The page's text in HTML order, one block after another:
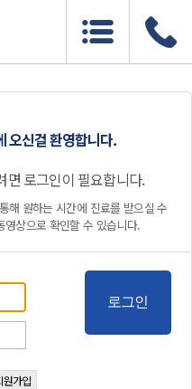
오신걸 환영합니다.
면 로그인이 필요합니다.
해 원하는 시간에 진료를 받으실 수
상으로 확인할 수 있습니다.
로그인
원가입